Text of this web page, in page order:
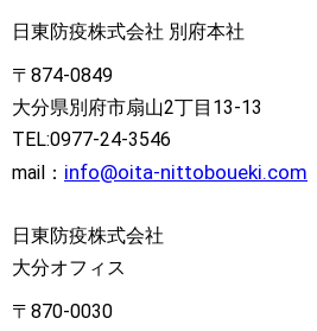
日東防疫株式会社 別府本社
〒874-0849
大分県別府市扇山2丁目13-13
TEL:0977-24-3546
mail： info@oita-nittoboueki.com
日東防疫株式会社
大分オフィス
〒870-0030